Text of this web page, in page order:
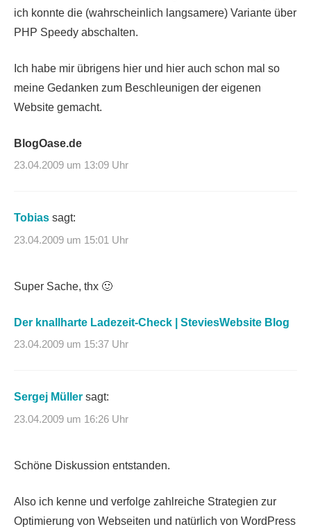
ich konnte die (wahrscheinlich langsamere) Variante über
PHP Speedy abschalten.
Ich habe mir übrigens hier und hier auch schon mal so
meine Gedanken zum Beschleunigen der eigenen
Website gemacht.
BlogOase.de
23.04.2009 um 13:09 Uhr
Tobias sagt:
23.04.2009 um 15:01 Uhr
Super Sache, thx 🙂
Der knallharte Ladezeit-Check | SteviesWebsite Blog
23.04.2009 um 15:37 Uhr
Sergej Müller sagt:
23.04.2009 um 16:26 Uhr
Schöne Diskussion entstanden.
Also ich kenne und verfolge zahlreiche Strategien zur
Optimierung von Webseiten und natürlich von WordPress